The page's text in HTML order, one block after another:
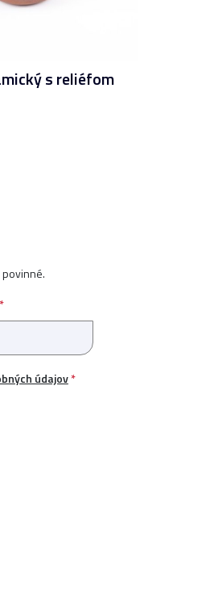
s reliéfom
povinné.
*
údajov*